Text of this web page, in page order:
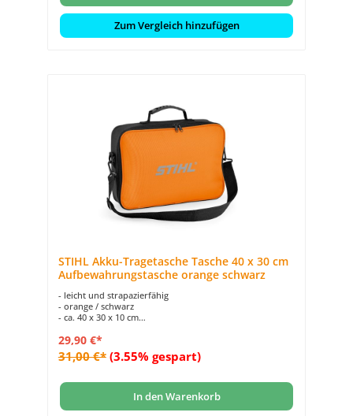
Zum Vergleich hinzufügen
STIHL Akku-Tragetasche Tasche 40 x 30 cm
Aufbewahrungstasche orange schwarz
- leicht und strapazierfähig
- orange / schwarz
- ca. 40 x 30 x 10 cm
- Ideal für Akku inkl. Ladegerät (NICHT IM LIEFERUMFANG
ENTHALTEN)
29,90 €*
31,00 €* (3.55% gespart)
In den Warenkorb